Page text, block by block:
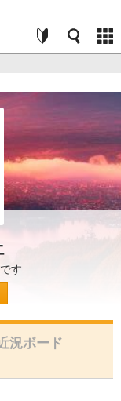
す
況ボード